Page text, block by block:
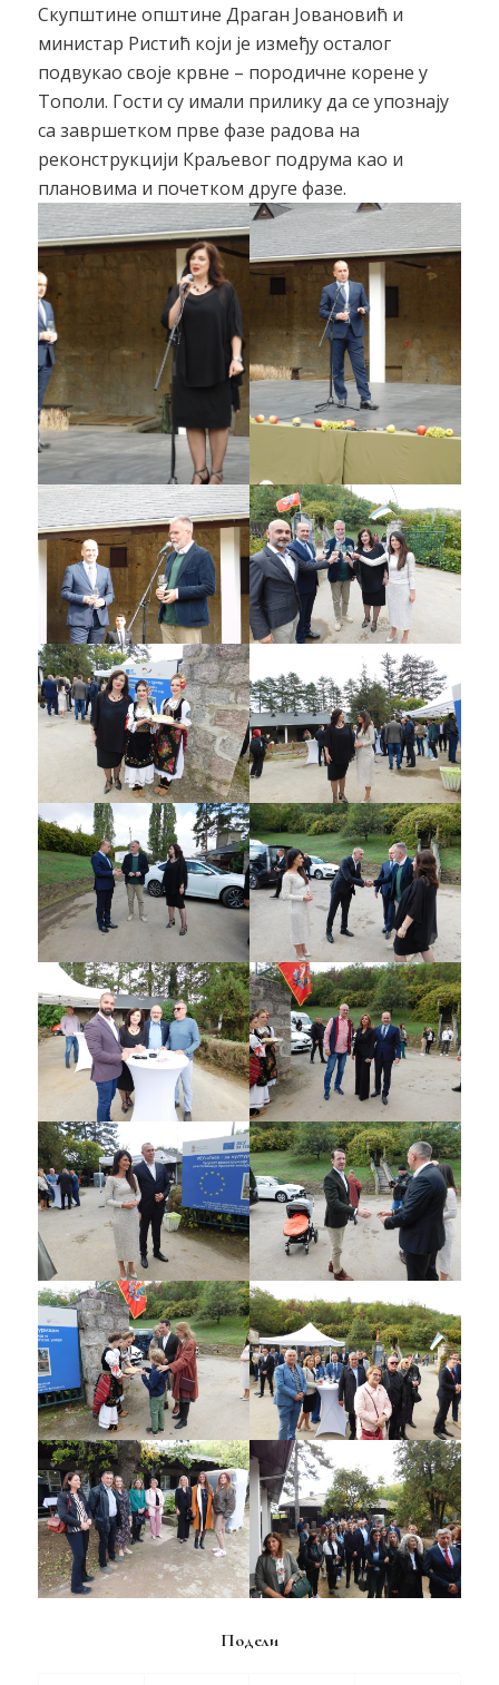
Скупштине општине Драган Јовановић и
министар Ристић који је између осталог
подвукао своје крвне – породичне корене у
Тополи. Гости су имали прилику да се упознају
са завршетком прве фазе радова на
реконструкцији Краљевог подрума као и
плановима и почетком друге фазе.
Подели